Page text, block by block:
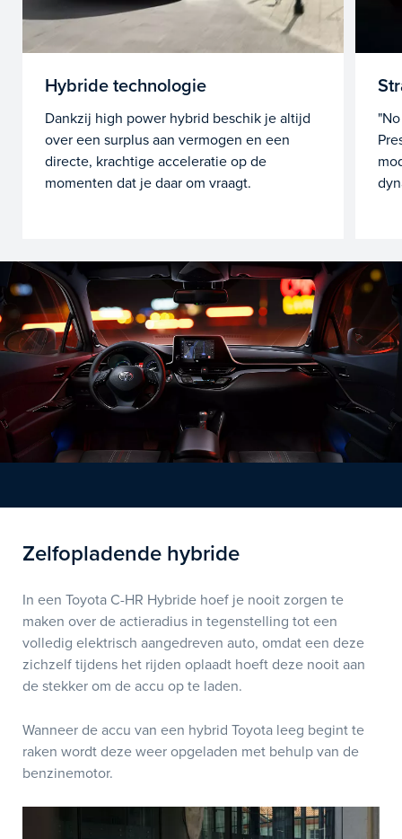
Hybride technologie
Dankzij high power hybrid beschik je altijd
over een surplus aan vermogen en een
directe, krachtige acceleratie op de
momenten dat je daar om vraagt.
Zelfopladende hybride
In een Toyota C-HR Hybride hoef je nooit zorgen te
maken over de actieradius in tegenstelling tot een
volledig elektrisch aangedreven auto, omdat een deze
zichzelf tijdens het rijden oplaadt hoeft deze nooit aan
de stekker om de accu op te laden.
Wanneer de accu van een hybrid Toyota leeg begint te
raken wordt deze weer opgeladen met behulp van de
benzinemotor.